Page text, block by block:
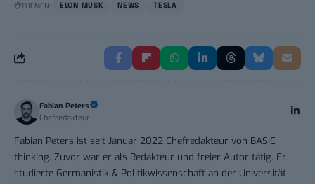
THEMEN: ELON MUSK NEWS TESLA
Fabian Peters
Chefredakteur
Fabian Peters ist seit Januar 2022 Chefredakteur von BASIC
thinking. Zuvor war er als Redakteur und freier Autor tätig. Er
studierte Germanistik & Politikwissenschaft an der Universität